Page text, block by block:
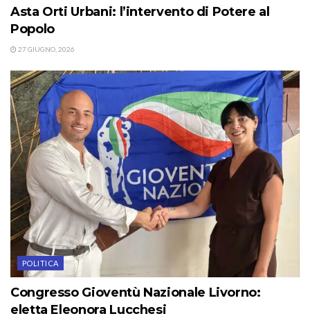
Asta Orti Urbani: l’intervento di Potere al
Popolo
27 GIUGNO, 2026
POLITICA
Congresso Gioventù Nazionale Livorno:
eletta Eleonora Lucchesi